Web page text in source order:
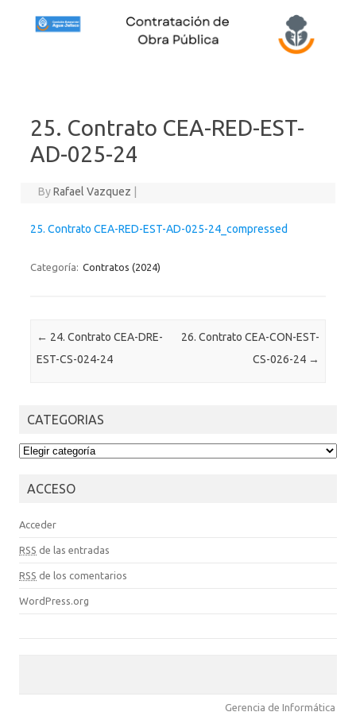
25. Contrato CEA-RED-EST-
AD-025-24
ByRafael Vazquez
25. Contrato CEA-RED-EST-AD-025-24_compressed
Categoría: Contratos (2024)
Post navigation
← 24. Contrato CEA-DRE-
EST-CS-024-24
26. Contrato CEA-CON-EST-
CS-026-24 →
CATEGORIAS
CATEGORIAS
ACCESO
Acceder
RSS de las entradas
RSS de los comentarios
WordPress.org
Gerencia de Informática